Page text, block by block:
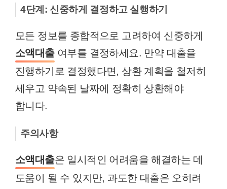
4단계: 신중하게 결정하고 실행하기
모든 정보를 종합적으로 고려하여 신중하게
소액대출여부를 결정하세요. 만약 대출을
진행하기로 결정했다면, 상환 계획을 철저히
세우고 약속된 날짜에 정확히 상환해야
합니다.
주의사항
소액대출은 일시적인 어려움을 해결하는 데
도움이 될 수 있지만, 과도한 대출은 오히려